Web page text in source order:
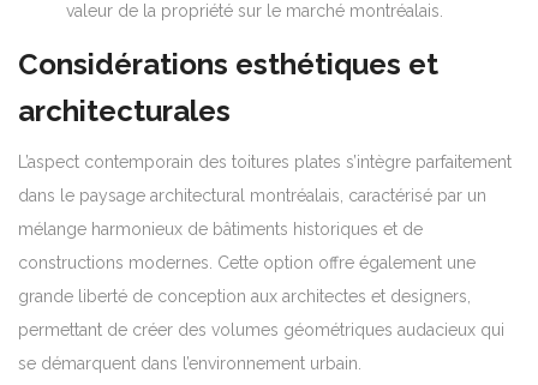
valeur de la propriété sur le marché montréalais.
Considérations esthétiques et
architecturales
L’aspect contemporain des toitures plates s’intègre parfaitement
dans le paysage architectural montréalais, caractérisé par un
mélange harmonieux de bâtiments historiques et de
constructions modernes. Cette option offre également une
grande liberté de conception aux architectes et designers,
permettant de créer des volumes géométriques audacieux qui
se démarquent dans l’environnement urbain.